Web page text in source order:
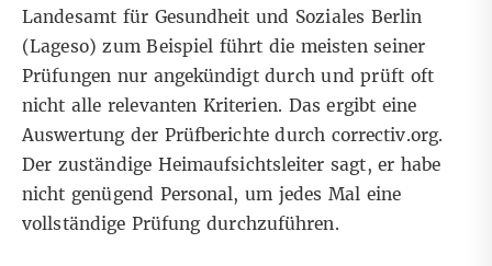
Landesamt für Gesundheit und Soziales Berlin
(Lageso) zum Beispiel führt die meisten seiner
Prüfungen nur angekündigt durch und prüft oft
nicht alle relevanten Kriterien. Das ergibt eine
Auswertung der Prüfberichte durch correctiv.org.
Der zuständige Heimaufsichtsleiter sagt, er habe
nicht genügend Personal, um jedes Mal eine
vollständige Prüfung durchzuführen.